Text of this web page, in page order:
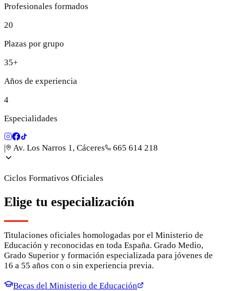
Profesionales formados
20
Plazas por grupo
35+
Años de experiencia
4
Especialidades
Av. Los Narros 1, Cáceres 665 614 218
Ciclos Formativos Oficiales
Elige tu especialización
Titulaciones oficiales homologadas por el Ministerio de
Educación y reconocidas en toda España. Grado Medio,
Grado Superior y formación especializada para jóvenes de
16 a 55 años con o sin experiencia previa.
Becas del Ministerio de Educación